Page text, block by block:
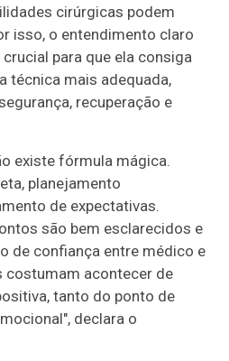
cirúrgicas podem
isso, o entendimento claro
para que ela consiga
técnica mais adequada,
recuperação e
existe fórmula mágica.
planejamento
de expectativas.
são bem esclarecidos e
de confiança entre médico e
costumam acontecer de
tanto do ponto de
declara o